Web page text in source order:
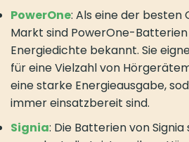
PowerOne: Als eine der besten
Markt sind PowerOne-
Energiedichte bekannt. Sie
für eine Vielzahl von
eine starke Energieausgabe,
immer einsatzbereit sind.
Signia: Die Batterien von Signia